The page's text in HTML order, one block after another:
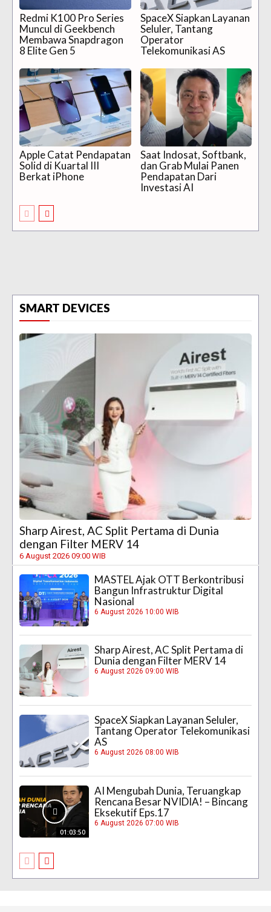
Redmi K100 Pro Series
Muncul di Geekbench
Membawa Snapdragon
8 Elite Gen 5
SpaceX Siapkan Layanan
Seluler, Tantang
Operator
Telekomunikasi AS
Apple Catat Pendapatan
Solid di Kuartal III
Berkat iPhone
Saat Indosat, Softbank,
dan Grab Mulai Panen
Pendapatan Dari
Investasi AI
SMART DEVICES
Sharp Airest, AC Split Pertama di Dunia
dengan Filter MERV 14
6 August 2026 09:00 WIB
MASTEL Ajak OTT Berkontribusi
Bangun Infrastruktur Digital
Nasional
6 August 2026 10:00 WIB
Sharp Airest, AC Split Pertama di
Dunia dengan Filter MERV 14
6 August 2026 09:00 WIB
SpaceX Siapkan Layanan Seluler,
Tantang Operator Telekomunikasi
AS
6 August 2026 08:00 WIB
01:03:50
AI Mengubah Dunia, Teruangkap
Rencana Besar NVIDIA! – Bincang
Eksekutif Eps.17
6 August 2026 07:00 WIB